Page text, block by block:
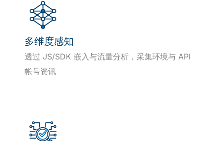
多维度感知
透过 JS/SDK 嵌入与流量分析，采集环境与 API
帐号资讯